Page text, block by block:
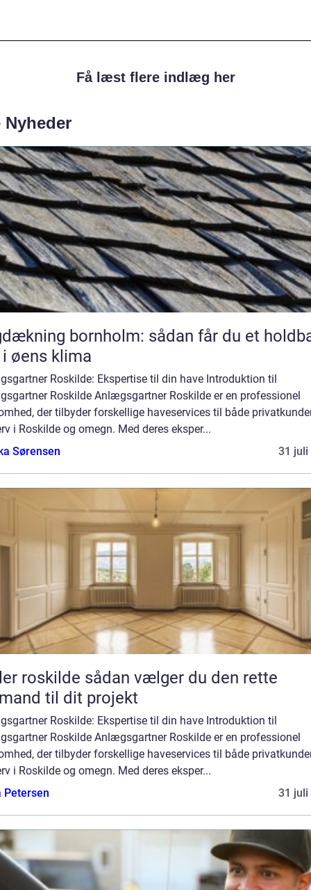
Få læst flere indlæg her
Nyheder
bornholm: sådan får du et
øens klima
Roskilde: Ekspertise til din have Introduktion til
Roskilde Anlægsgartner Roskilde er en professionel
der tilbyder forskellige haveservices til både
i Roskilde og omegn. Med deres eksper...
Sørensen
31 juli
sådan vælger du den rette
til dit projekt
Roskilde: Ekspertise til din have Introduktion til
Roskilde Anlægsgartner Roskilde er en professionel
der tilbyder forskellige haveservices til både
i Roskilde og omegn. Med deres eksper...
Petersen
31 juli